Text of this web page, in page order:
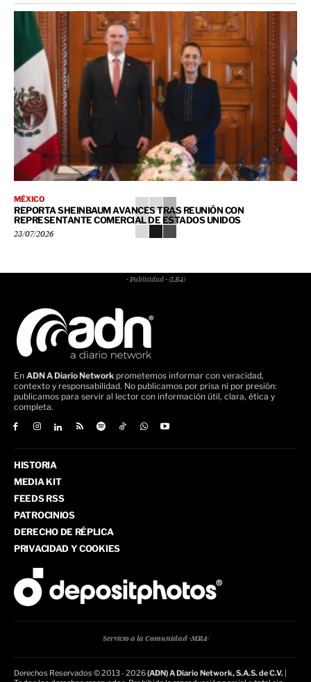
MÉXICO
REPORTA SHEINBAUM AVANCES TRAS REUNIÓN CON
REPRESENTANTE COMERCIAL DE ESTADOS UNIDOS
23/07/2026
- Publicidad - (LB4)
En ADN A Diario Network prometemos informar con veracidad,
contexto y responsabilidad. No publicamos por prisa ni por presión:
publicamos para servir al lector con información útil, clara, ética y
completa.
HISTORIA
MEDIA KIT
FEEDS RSS
PATROCINIOS
DERECHO DE RÉPLICA
PRIVACIDAD Y COOKIES
Servicio a la Comunidad -MR4-
Derechos Reservados © 2013 - 2026(ADN) A Diario Network, S.A.S. de C.V.